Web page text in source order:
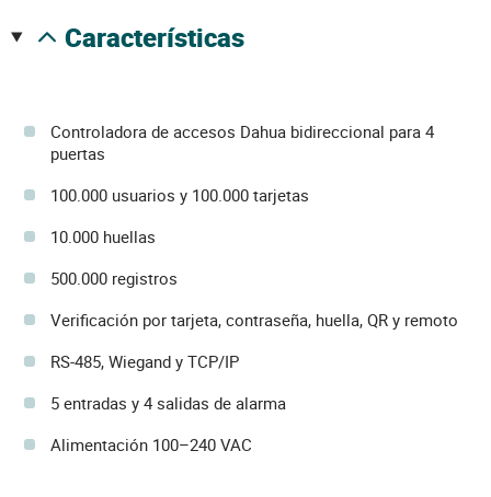
características
Controladora de accesos Dahua bidireccional para 4
puertas
100.000 usuarios y 100.000 tarjetas
10.000 huellas
500.000 registros
Verificación por tarjeta, contraseña, huella, QR y remoto
RS-485, Wiegand y TCP/IP
5 entradas y 4 salidas de alarma
Alimentación 100–240 VAC